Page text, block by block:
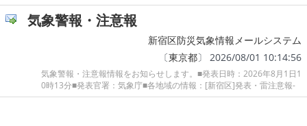
気象警報・注意報
新宿区防災気象情報メールシステム
〔東京都〕 2026/08/01 10:14:56
気象警報・注意報情報をお知らせします。■発表日時：2026年8月1日1
0時13分■発表官署：気象庁■各地域の情報：[新宿区]発表・雷注意報-